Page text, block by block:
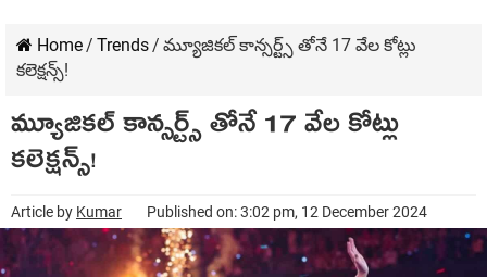
Home/ Trends/ మ్యూజికల్ కాన్సర్ట్స్ తోనే 17 వేల కోట్లు
కలెక్షన్స్!
మ్యూజికల్ కాన్సర్ట్స్ తోనే 17 వేల కోట్లు
కలెక్షన్స్!
Article by Kumar Published on: 3:02 pm, 12 December 2024